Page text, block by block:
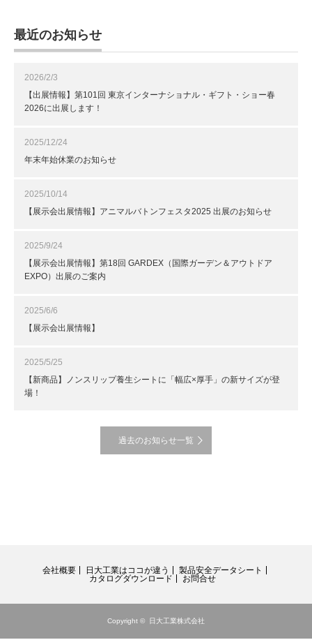
最近のお知らせ
2026/2/3
【出展情報】第101回 東京インターナショナル・ギフト・ショー春
2026に出展します！
2025/12/24
年末年始休業のお知らせ
2025/10/14
【展示会出展情報】アニマルバトンフェスタ2025 出展のお知らせ
2025/9/24
【展示会出展情報】第18回 GARDEX（国際ガーデン＆アウトドア
EXPO）出展のご案内
2025/6/6
【展示会出展情報】
2025/5/25
【新商品】ノンスリップ養生シートに「幅広×厚手」の新サイズが登
場！
過去のお知らせ一覧
会社概要 日大工業はココが違う
製品安全データシート
カタログダウンロード
お問合せ
Copyright © 日大工業株式会社